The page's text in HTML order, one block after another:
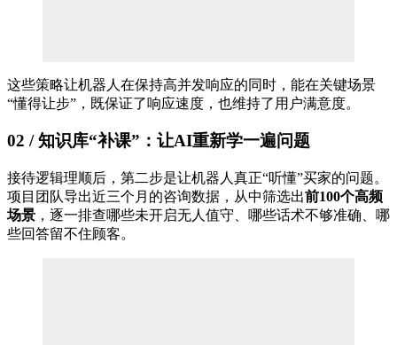
这些策略让机器人在保持高并发响应的同时，能在关键场景
“懂得让步”，既保证了响应速度，也维持了用户满意度。
02 /知识库“补课”：让AI重新学一遍问题
接待逻辑理顺后，第二步是让机器人真正“听懂”买家的问题。
项目团队导出近三个月的咨询数据，从中筛选出前100个高频
场景 ，逐一排查哪些未开启无人值守、哪些话术不够准确、哪
些回答留不住顾客。